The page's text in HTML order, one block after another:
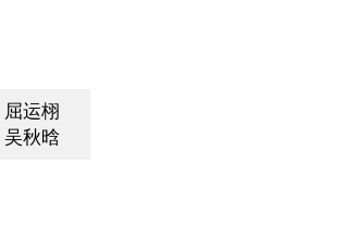
运栩
秋晗